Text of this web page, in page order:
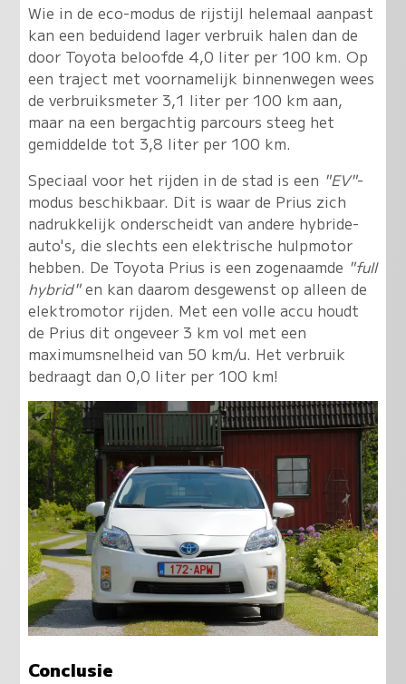
Wie in de eco-modus de rijstijl helemaal aanpast
kan een beduidend lager verbruik halen dan de
door Toyota beloofde 4,0 liter per 100 km. Op
een traject met voornamelijk binnenwegen wees
de verbruiksmeter 3,1 liter per 100 km aan,
maar na een bergachtig parcours steeg het
gemiddelde tot 3,8 liter per 100 km.
Speciaal voor het rijden in de stad is een "EV"-
modus beschikbaar. Dit is waar de Prius zich
nadrukkelijk onderscheidt van andere hybride-
auto's, die slechts een elektrische hulpmotor
hebben. De Toyota Prius is een zogenaamde "full
hybrid"en kan daarom desgewenst op alleen de
elektromotor rijden. Met een volle accu houdt
de Prius dit ongeveer 3 km vol met een
maximumsnelheid van 50 km/u. Het verbruik
bedraagt dan 0,0 liter per 100 km!
Conclusie